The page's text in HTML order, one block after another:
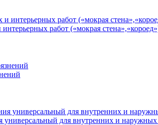
работ («мокрая
универсальный для внутренних и наружных